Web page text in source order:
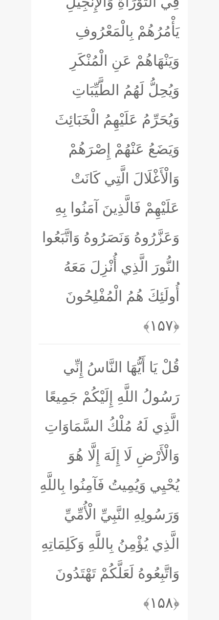
يَأْمُرُهُمْ بِالْمَعْرُوفِ
وَيَنْهَاهُمْ عَنِ الْمُنْكَرِ
وَيُحِلُّ لَهُمُ الطَّيِّبَاتِ
وَيُحَرِّمُ عَلَيْهِمُ الْخَبَائِثَ
وَيَضَعُ عَنْهُمْ إِصْرَهُمْ
وَالْأَغْلَالَ الَّتِي كَانَتْ
عَلَيْهِمْ فَالَّذِينَ آمَنُوا بِهِ
وَعَزَّرُوهُ وَنَصَرُوهُ وَاتَّبَعُوا
النُّورَ الَّذِي أُنْزِلَ مَعَهُ
أُولَئِكَ هُمُ الْمُفْلِحُونَ
﴿۱۵۷﴾
قُلْ يَا أَيُّهَا النَّاسُ إِنِّي
رَسُولُ اللَّهِ إِلَيْكُمْ جَمِيعًا
الَّذِي لَهُ مُلْكُ السَّمَاوَاتِ
وَالْأَرْضِ لَا إِلَهَ إِلَّا هُوَ
يُحْيِي وَيُمِيتُ فَآمِنُوا بِاللَّهِ
وَرَسُولِهِ النَّبِيِّ الْأُمِّيِّ
الَّذِي يُؤْمِنُ بِاللَّهِ وَكَلِمَاتِهِ
وَاتَّبِعُوهُ لَعَلَّكُمْ تَهْتَدُونَ
﴿۱۵۸﴾